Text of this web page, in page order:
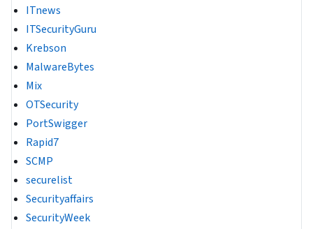
ITnews
ITSecurityGuru
Krebson
MalwareBytes
Mix
OTSecurity
PortSwigger
Rapid7
SCMP
securelist
Securityaffairs
SecurityWeek